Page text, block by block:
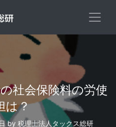
社会保険料の労使
は？
by 税理士法人タックス総研